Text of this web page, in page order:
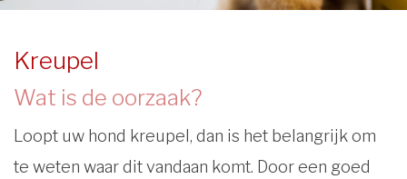
Kreupel
Wat is de oorzaak?
Loopt uw hond kreupel, dan is het belangrijk om
te weten waar dit vandaan komt. Door een goed